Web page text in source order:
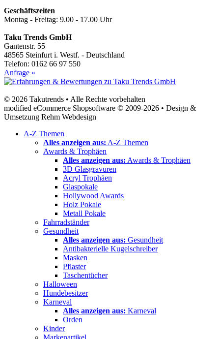
Geschäftszeiten
Montag - Freitag: 9.00 - 17.00 Uhr
Taku Trends GmbH
Gantenstr. 55
48565 Steinfurt i. Westf. - Deutschland
Telefon: 0162 66 97 550
Anfrage »
© 2026 Takutrends • Alle Rechte vorbehalten
modified eCommerce Shopsoftware © 2009-2026 • Design &
Umsetzung Rehm Webdesign
A-Z Themen
Alles anzeigen aus: A-Z Themen
Awards & Trophäen
Alles anzeigen aus: Awards & Trophäen
3D Glasgravuren
Acryl Trophäen
Glaspokale
Hollywood Awards
Holz Pokale
Metall Pokale
Fahrradständer
Gesundheit
Alles anzeigen aus: Gesundheit
Antibakterielle Kugelschreiber
Masken
Pflaster
Taschentücher
Halloween
Hundebesitzer
Karneval
Alles anzeigen aus: Karneval
Orden
Kinder
Markenartikel